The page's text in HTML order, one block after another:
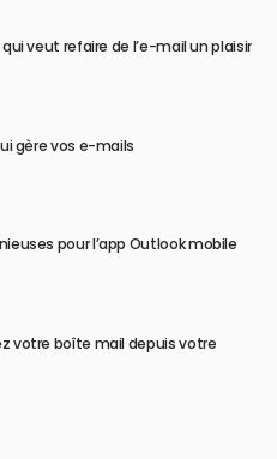
qui veut refaire de l’e-mail un plaisir
gère vos e-mails
pour l’app Outlook mobile
votre boîte mail depuis votre